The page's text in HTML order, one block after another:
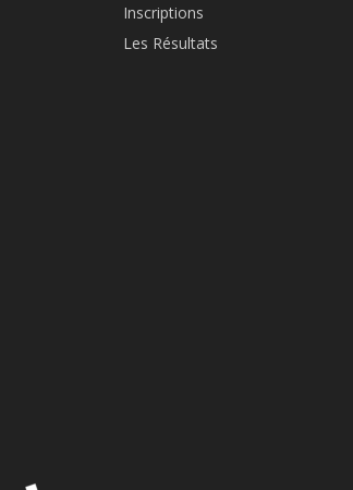
Inscriptions
Les Résultats